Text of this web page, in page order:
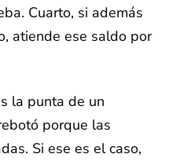
Cuarto, si además
atiende ese saldo por
la punta de un
porque las
Si ese es el caso,